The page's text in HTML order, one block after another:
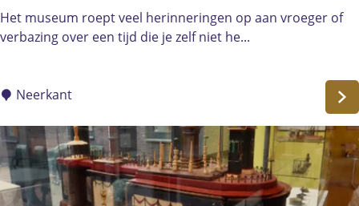
H
a
n
L
i
e
s
s
M
u
u
T
c
h
Het museum roept veel herinneringen op aan vroeger of
verbazing over een tijd die je zelf niet he...
Neerkant